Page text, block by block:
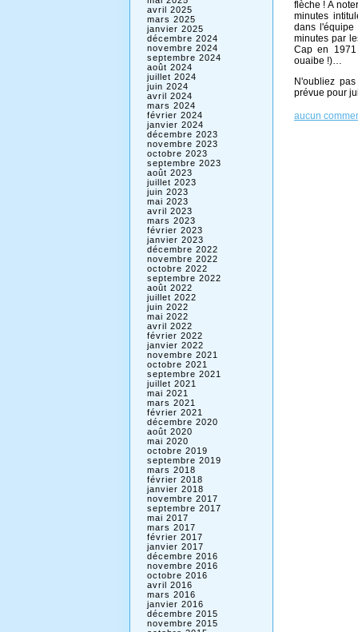
flèche ! À
minutes
dans l'équipe
minutes par
Cap en
ouaibe !)…
N'oubliez
prévue pour
aucun
avril 2025
mars 2025
janvier 2025
décembre 2024
novembre 2024
septembre 2024
août 2024
juillet 2024
juin 2024
avril 2024
mars 2024
février 2024
janvier 2024
décembre 2023
novembre 2023
octobre 2023
septembre 2023
août 2023
juillet 2023
juin 2023
mai 2023
avril 2023
mars 2023
février 2023
janvier 2023
décembre 2022
novembre 2022
octobre 2022
septembre 2022
août 2022
juillet 2022
juin 2022
mai 2022
avril 2022
février 2022
janvier 2022
novembre 2021
octobre 2021
septembre 2021
juillet 2021
mai 2021
mars 2021
février 2021
décembre 2020
août 2020
mai 2020
octobre 2019
septembre 2019
mars 2018
février 2018
janvier 2018
novembre 2017
septembre 2017
mai 2017
mars 2017
février 2017
janvier 2017
décembre 2016
novembre 2016
octobre 2016
avril 2016
mars 2016
janvier 2016
décembre 2015
novembre 2015